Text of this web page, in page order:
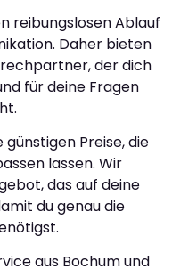
reibungslosen Ablauf
Daher bieten
der dich
für deine Fragen
Preise, die
lassen. Wir
das auf deine
du genau die
aus Bochum und